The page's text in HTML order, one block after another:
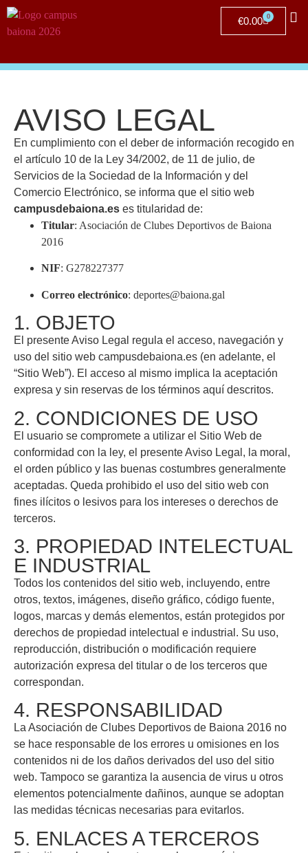
€0.00 0
AVISO LEGAL
En cumplimiento con el deber de información recogido en
el artículo 10 de la Ley 34/2002, de 11 de julio, de
Servicios de la Sociedad de la Información y del
Comercio Electrónico, se informa que el sitio web
campusdebaiona.es es titularidad de:
Titular: Asociación de Clubes Deportivos de Baiona
2016
NIF: G278227377
Correo electrónico: deportes@baiona.gal
1. OBJETO
El presente Aviso Legal regula el acceso, navegación y
uso del sitio web campusdebaiona.es (en adelante, el
“Sitio Web”). El acceso al mismo implica la aceptación
expresa y sin reservas de los términos aquí descritos.
2. CONDICIONES DE USO
El usuario se compromete a utilizar el Sitio Web de
conformidad con la ley, el presente Aviso Legal, la moral,
el orden público y las buenas costumbres generalmente
aceptadas. Queda prohibido el uso del sitio web con
fines ilícitos o lesivos para los intereses o derechos de
terceros.
3. PROPIEDAD INTELECTUAL
E INDUSTRIAL
Todos los contenidos del sitio web, incluyendo, entre
otros, textos, imágenes, diseño gráfico, código fuente,
logos, marcas y demás elementos, están protegidos por
derechos de propiedad intelectual e industrial. Su uso,
reproducción, distribución o modificación requiere
autorización expresa del titular o de los terceros que
correspondan.
4. RESPONSABILIDAD
La Asociación de Clubes Deportivos de Baiona 2016 no
se hace responsable de los errores u omisiones en los
contenidos ni de los daños derivados del uso del sitio
web. Tampoco se garantiza la ausencia de virus u otros
elementos potencialmente dañinos, aunque se adoptan
las medidas técnicas necesarias para evitarlos.
5. ENLACES A TERCEROS